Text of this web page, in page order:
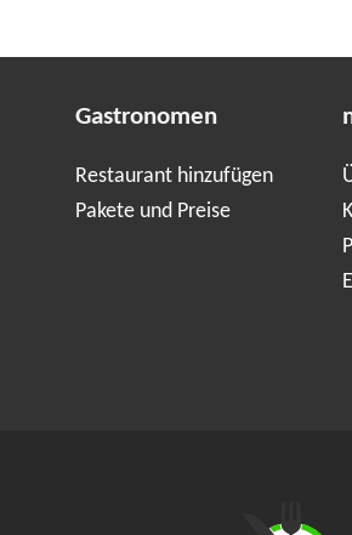
Gastronomen
Restaurant hinzufügen
Pakete und Preise